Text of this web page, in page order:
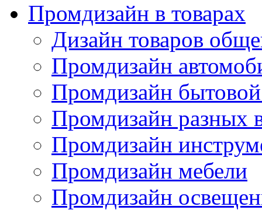
Промдизайн в товарах
Дизайн товаров
Промдизайн
Промдизайн
Промдизайн разных
Промдизайн
Промдизайн мебели
Промдизайн